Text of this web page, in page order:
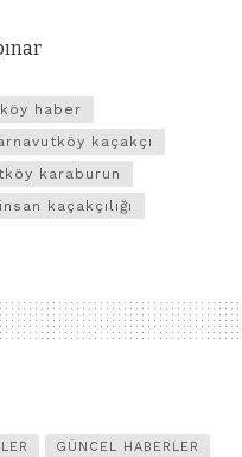
haber
kaçakçı
karaburun
insan kaçakçılığı
GÜNCEL HABERLER